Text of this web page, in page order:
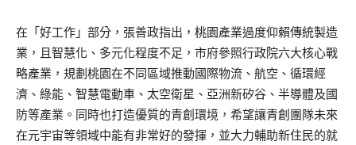
在「好工作」部分，張善政指出，桃園產業過度仰賴傳統製造
業，且智慧化、多元化程度不足，市府參照行政院六大核心戰
略產業，規劃桃園在不同區域推動國際物流、航空、循環經
濟、綠能、智慧電動車、太空衛星、亞洲新矽谷、半導體及國
防等產業。同時也打造優質的青創環境，希望讓青創團隊未來
在元宇宙等領域中能有非常好的發揮，並大力輔助新住民的就